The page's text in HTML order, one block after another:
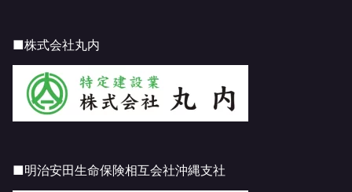
■株式会社丸内
■明治安田生命保険相互会社沖縄支社